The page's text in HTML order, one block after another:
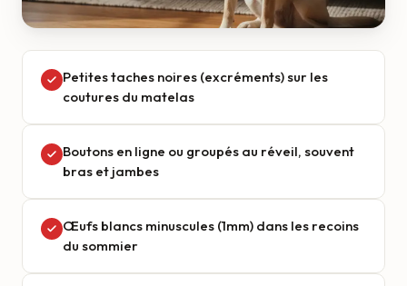
Petites taches noires (excréments) sur les
coutures du matelas
Boutons en ligne ou groupés au réveil, souvent
bras et jambes
Œufs blancs minuscules (1mm) dans les recoins
du sommier